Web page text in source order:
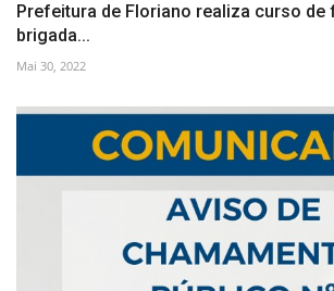
Prefeitura de Floriano realiza curso de
brigada...
Mai 30, 2022